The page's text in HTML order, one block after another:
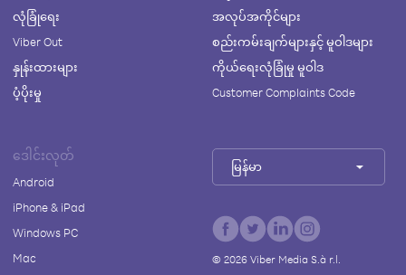
လုံခြုံရေး
Viber Out
နှုန်းထားများ
ပံ့ပိုးမှု
အလုပ်အကိုင်များ
စည်းကမ်းချက်များနှင့် မူဝါဒများ
ကိုယ်ရေးလုံခြုံမှု မူဝါဒ
Customer Complaints Code
ဒေါင်းလုတ်
Android
iPhone & iPad
Windows PC
Mac
မြန်မာ
© 2026Viber Media S.à r.l.